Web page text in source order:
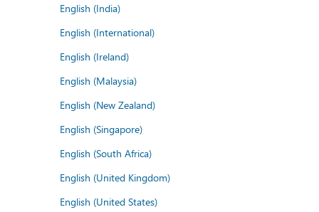
English (India)
English (International)
English (Ireland)
English (Malaysia)
English (New Zealand)
English (Singapore)
English (South Africa)
English (United Kingdom)
English (United States)